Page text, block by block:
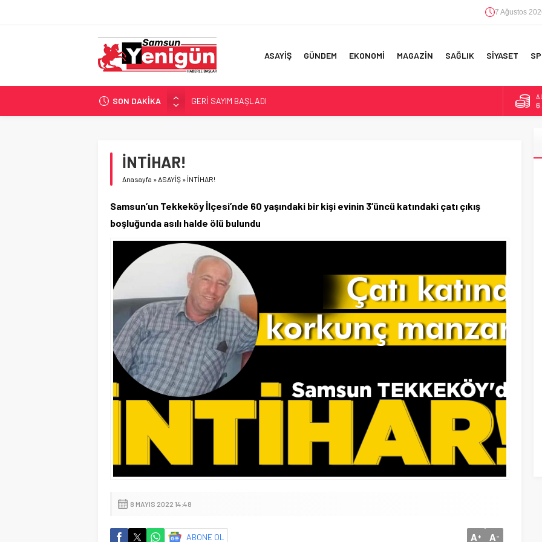
7 Ağustos
ASAYİŞ GÜNDEM EKONOMİ MAGAZİN SAĞLIK SİYASET
SON DAKİKA
GERİ SAYIM BAŞLADI
SAMSUNSPOR’DA HEDEF 5’İNCİLİK!
YÖNETİCİ SEÇERKEN YAPILAN EN BÜYÜK HATALAR
İNTİHAR!
Anasayfa »ASAYİŞ » İNTİHAR!
Samsun’un Tekkeköy İlçesi’nde 60 yaşındaki bir kişi evinin 3’üncü katındaki çatı çıkış
boşluğunda asılı halde ölü bulundu
8 MAYIS 2022 14:48
ABONE OL A+ A-